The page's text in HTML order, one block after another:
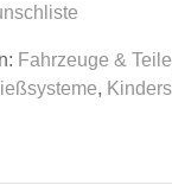
Fahrzeuge & Teile
,